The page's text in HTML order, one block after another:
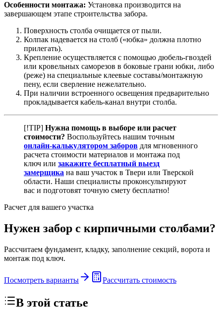
Особенности монтажа: Установка производится на
завершающем этапе строительства забора.
Поверхность столба очищается от пыли.
Колпак надевается на столб («юбка» должна плотно
прилегать).
Крепление осуществляется с помощью дюбель-гвоздей
или кровельных саморезов в боковые грани юбки, либо
(реже) на специальные клеевые составы/монтажную
пену, если сверление нежелательно.
При наличии встроенного освещения предварительно
прокладывается кабель-канал внутри столба.
[!TIP] Нужна помощь в выборе или расчет
стоимости? Воспользуйтесь нашим точным
онлайн-калькулятором заборов для мгновенного
расчета стоимости материалов и монтажа под
ключ или закажите бесплатный выезд
замерщика на ваш участок в Твери или Тверской
области. Наши специалисты проконсультируют
вас и подготовят точную смету бесплатно!
Расчет для вашего участка
Нужен забор с кирпичными столбами?
Рассчитаем фундамент, кладку, заполнение секций, ворота и
монтаж под ключ.
Посмотреть варианты Рассчитать стоимость
В этой статье